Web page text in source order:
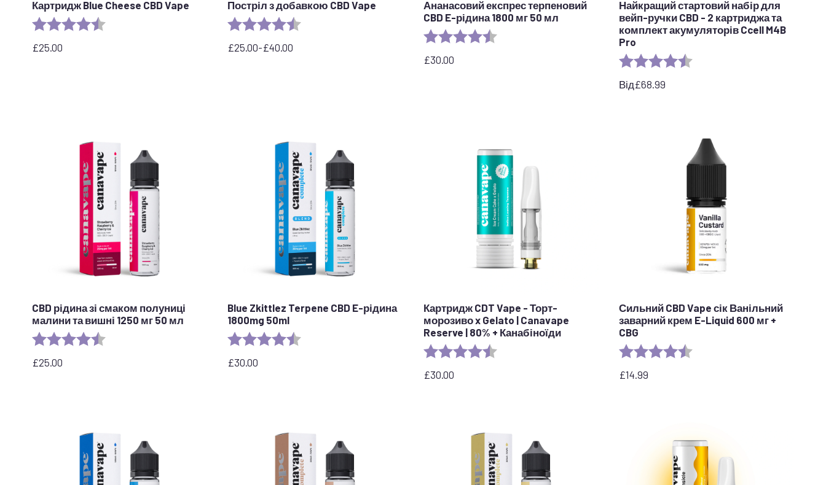
Картридж Blue Cheese CBD Vape
Рейтинг:
£25.00
Постріл з добавкою CBD Vape
Рейтинг:
£25.00-£40.00
Діапазон
Ананасовий експрес терпеновий
CBD E-рідина 1800 мг 50 мл
Рейтинг: 4.8 з 5 зірок
£30.00
Найкращий стартовий набір для
вейп-ручки CBD - 2 картриджа та
комплект акумуляторів Ccell M4B
Pro
Рейтинг:
Від£68.99
CBD рідина зі смаком полуниці
малини та вишні 1250 мг 50 мл
Рейтинг:
£25.00
Blue Zkittlez Terpene CBD E-рідина
1800mg 50ml
Рейтинг:
£30.00
Картридж CDT Vape - Торт-
морозиво x Gelato | Canavape
Reserve | 80% + Канабіноїди
Рейтинг: 4.6 з 5 зірок
£30.00
Сильний CBD Vape сік Ванільний
заварний крем E-Liquid 600 мг +
CBG
Рейтинг:
£14.99